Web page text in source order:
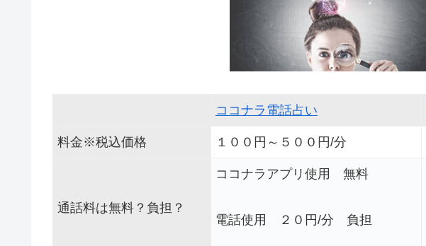
ココナラ電話占い
料金※税込価格 １００円～５００円/分
通話料は無料？負担？
ココナラアプリ使用 無料
電話使用 ２０円/分 負担